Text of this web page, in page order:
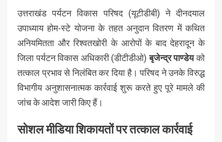
उत्तराखंड पर्यटन विकास परिषद (यूटीडीबी) ने दीनदयाल
उपाध्याय होम-स्टे योजना के तहत अनुदान वितरण में कथित
अनियमितता और रिश्वतखोरी के आरोपों के बाद देहरादून के
जिला पर्यटन विकास अधिकारी (डीटीडीओ)बृजेन्द्र पाण्डेयको
तत्काल प्रभाव से निलंबित कर दिया है। परिषद ने उनके विरुद्ध
विभागीय अनुशासनात्मक कार्रवाई शुरू करते हुए पूरे मामले की
जांच के आदेश जारी किए हैं।
सोशल मीडिया शिकायतों पर तत्काल कार्रवाई